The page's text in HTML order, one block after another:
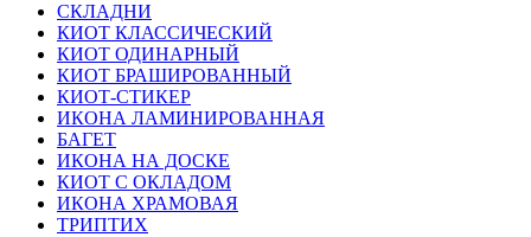
СКЛАДНИ
КИОТ КЛАССИЧЕСКИЙ
КИОТ ОДИНАРНЫЙ
КИОТ БРАШИРОВАННЫЙ
КИОТ-СТИКЕР
ИКОНА ЛАМИНИРОВАННАЯ
БАГЕТ
ИКОНА НА ДОСКЕ
КИОТ С ОКЛАДОМ
ИКОНА ХРАМОВАЯ
ТРИПТИХ